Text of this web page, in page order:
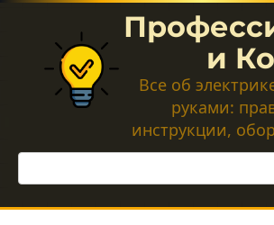
Перейти
контенту
и Ко
Все об
руками:
инструкции,
Поиск: